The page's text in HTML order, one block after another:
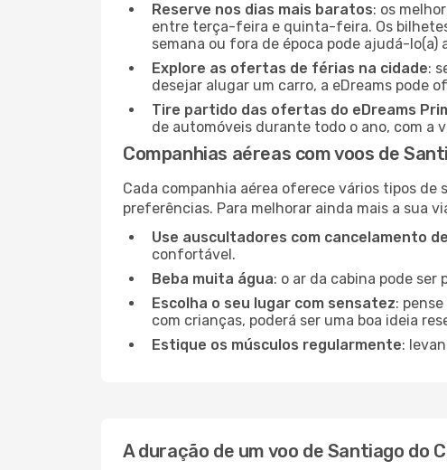
Reserve nos dias mais baratos: os
entre terça-feira e quinta-feira. Os
semana ou fora de época pode ajudá-lo(a)
Explore as ofertas de férias na cidade:
desejar alugar um carro, a eDreams pode
Tire partido das ofertas do eDreams
de automóveis durante todo o ano, com a
Companhias aéreas com voos de
Cada companhia aérea oferece vários tipos
preferências. Para melhorar ainda mais a sua
Use auscultadores com cancelamento
confortável.
Beba muita água: o ar da cabina pode
Escolha o seu lugar com sensatez:
com crianças, poderá ser uma boa ideia
Estique os músculos regularmente:
A duração de um voo de Santiago do